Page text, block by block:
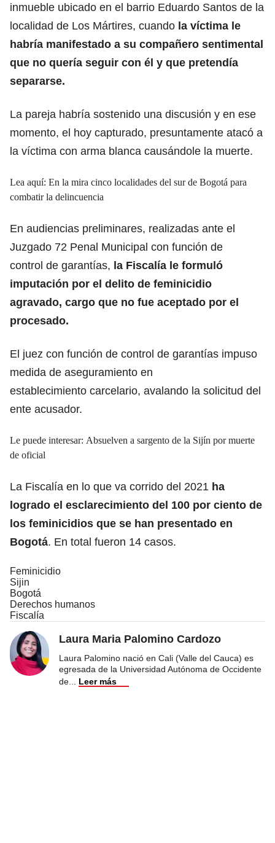
inmueble ubicado en el barrio Eduardo Santos de la
localidad de Los Mártires, cuando la víctima le
habría manifestado a su compañero sentimental
que no quería seguir con él y que pretendía
separarse.
La pareja habría sostenido una discusión y en ese
momento, el hoy capturado, presuntamente atacó a
la víctima con arma blanca causándole la muerte.
Lea aquí: En la mira cinco localidades del sur de Bogotá para
combatir la delincuencia
En audiencias preliminares, realizadas ante el
Juzgado 72 Penal Municipal con función de
control de garantías, la Fiscalía le formuló
imputación por el delito de feminicidio
agravado, cargo que no fue aceptado por el
procesado.
El juez con función de control de garantías impuso
medida de aseguramiento en
establecimiento carcelario, avalando la solicitud del
ente acusador.
Le puede interesar: Absuelven a sargento de la Sijín por muerte
de oficial
La Fiscalía en lo que va corrido del 2021 ha
logrado el esclarecimiento del 100 por ciento de
los feminicidios que se han presentado en
Bogotá. En total fueron 14 casos.
Feminicidio
Sijin
Bogotá
Derechos humanos
Fiscalía
Laura Maria Palomino Cardozo
Laura Palomino nació en Cali (Valle del Cauca) es
egresada de la Universidad Autónoma de Occidente
de
Leer más